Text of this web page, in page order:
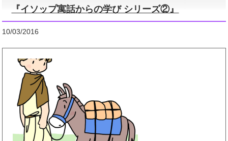
『イソップ寓話からの学び シリーズ②』
10/03/2016